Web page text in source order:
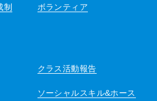
制
ボランティア
クラス活動報告
ソーシャルスキル&ホース